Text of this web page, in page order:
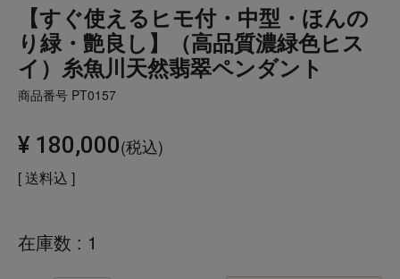
【すぐ使えるヒモ付・中型・ほんの
り緑・艶良し】（高品質濃緑色ヒス
イ）糸魚川天然翡翠ペンダント
商品番号 PT0157
¥ 180,000 税込
送料込
在庫数 1